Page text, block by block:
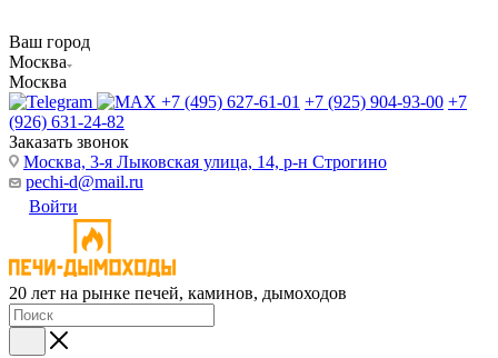
Ваш город
Москва
Москва
+7 (495) 627-61-01 +7 (925) 904-93-00 +7
(926) 631-24-82
Заказать звонок
Москва, 3-я Лыковская улица, 14, р-н Строгино
pechi-d@mail.ru
Войти
20 лет на рынке печей, каминов, дымоходов